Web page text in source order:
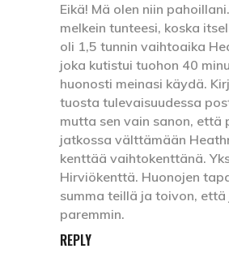
Eikä! Mä olen niin
melkein tunteesi, koska
oli 1,5 tunnin vaihtoaika
joka kutistui tuohon 40
huonosti meinasi käydä.
tuosta tulevaisuudessa
mutta sen vain sanon, että
jatkossa välttämään
kenttää vaihtokenttänä.
Hirviökenttä. Huonojen
summa teillä ja toivon, että
paremmin.
REPLY